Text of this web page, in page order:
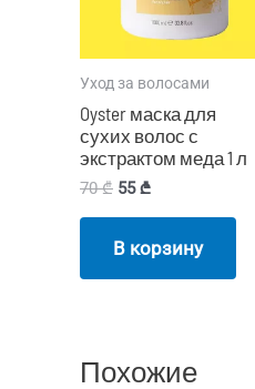
Уход за волосами
Oyster маска для
сухих волос с
экстрактом меда 1 л
70₾ 55₾
В корзину
Похожие